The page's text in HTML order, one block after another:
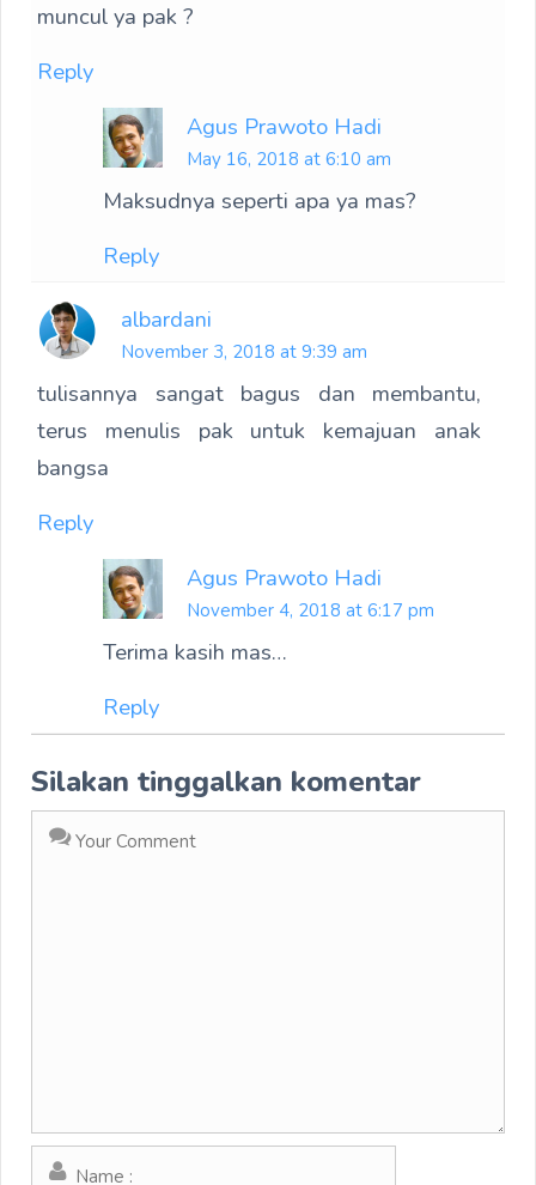
muncul ya pak ?
Reply
Agus Prawoto Hadi
May 16, 2018 at 6:10 am
Maksudnya seperti apa ya mas?
Reply
albardani
November 3, 2018 at 9:39 am
tulisannya sangat bagus dan membantu,
terus menulis pak untuk kemajuan anak
bangsa
Reply
Agus Prawoto Hadi
November 4, 2018 at 6:17 pm
Terima kasih mas…
Reply
Silakan tinggalkan komentar